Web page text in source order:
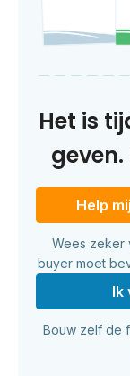
Het is
Help
Wees zeker
buyer moet
Ik
Bouw zelf de